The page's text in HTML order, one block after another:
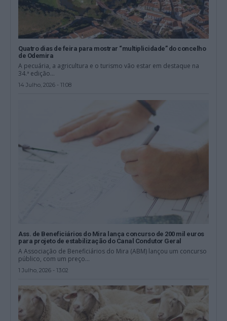
Quatro dias de feira para mostrar “multiplicidade” do concelho
de Odemira
A pecuária, a agricultura e o turismo vão estar em destaque na
34.ª edição...
14 Julho, 2026 - 11:08
Ass. de Beneficiários do Mira lança concurso de 200 mil euros
para projeto de estabilização do Canal Condutor Geral
A Associação de Beneficiários do Mira (ABM) lançou um concurso
público, com um preço...
1 Julho, 2026 - 13:02